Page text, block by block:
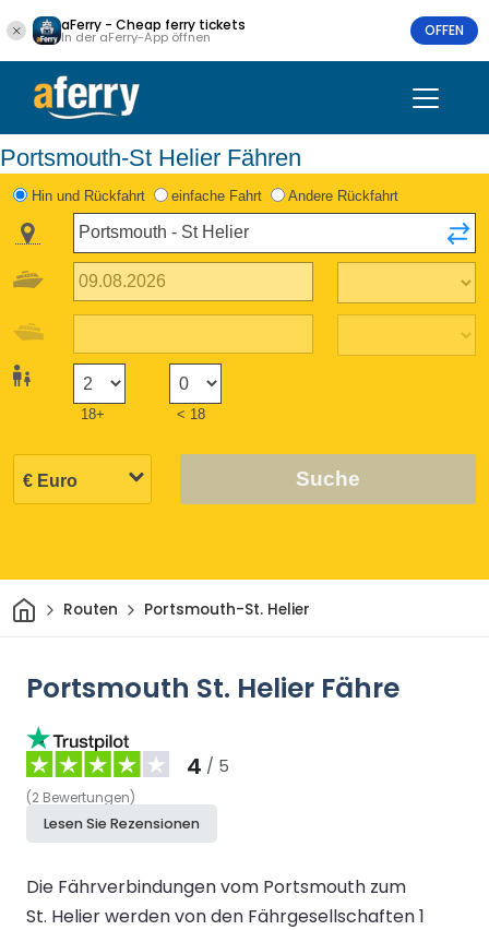
aFerry - Cheap ferry tickets
In der aFerry-App öffnen OFFEN
Portsmouth-St Helier Fähren
Hin und Rückfahrt einfache Fahrt Andere Rückfahrt
18+ < 18
Suche
HeimRouten Portsmouth-St. Helier
Portsmouth St. Helier Fähre
4 / 5
(2 Bewertungen)
Lesen Sie Rezensionen
Die Fährverbindungen vom Portsmouth zum
St. Helier werden von den Fährgesellschaften 1